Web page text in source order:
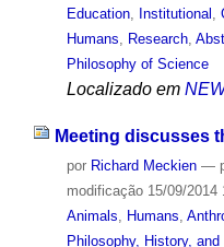
Education, Institutional ,
Humans, Research,
Philosophy of Science
Localizado em
Meeting discusses
por Richard Meckien —
modificação15/09/2014
Animals, Humans,
Philosophy, History,